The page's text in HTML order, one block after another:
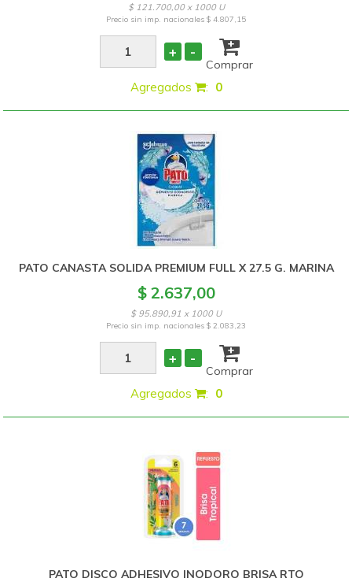
$ 121.700,00 x 1000 U
Precio sin imp. nacionales$ 4.807,15
+ -
Comprar
Agregados : 0
PATO CANASTA SOLIDA PREMIUM FULL X 27.5 G. MARINA
$ 2.637,00
$ 95.890,91 x 1000 U
Precio sin imp. nacionales$ 2.083,23
+ -
Comprar
Agregados : 0
PATO DISCO ADHESIVO INODORO BRISA RTO